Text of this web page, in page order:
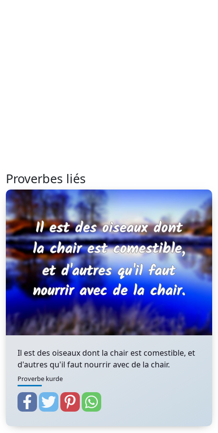
Proverbes liés
Il est des oiseaux dont la chair est comestible, et
d'autres qu'il faut nourrir avec de la chair.
Proverbe kurde